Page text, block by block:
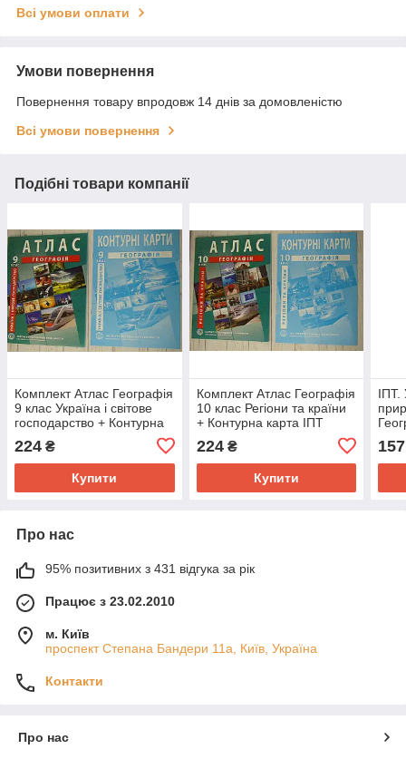
Всі умови оплати
Умови повернення
Повернення товару впродовж 14 днів за домовленістю
Всі умови повернення
Подібні товари компанії
Комплект Атлас Географія
9 клас Україна і світове
господарство + Контурна
224 ₴
Купити
Комплект Атлас Географія
10 клас Регіони та країни
+ Контурна карта ІПТ
224₴
Купити
ІПТ.
157
Про нас
95% позитивних з 431 відгука за рік
Працює з 23.02.2010
м. Київ
проспект Степана Бандери 11а, Київ, Україна
Контакти
Про нас